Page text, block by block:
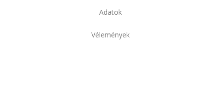
Adatok
Vélemények